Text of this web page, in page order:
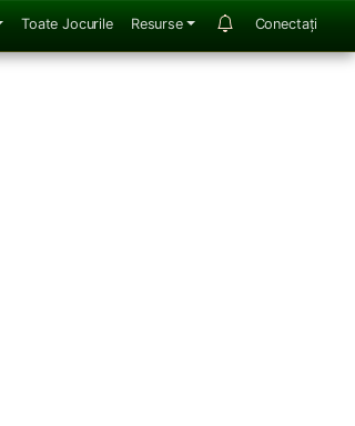
Toate Jocurile Resurse Conectați